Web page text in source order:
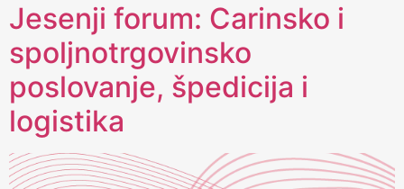
Jesenji forum: Carinsko i
spoljnotrgovinsko
poslovanje, špedicija i
logistika